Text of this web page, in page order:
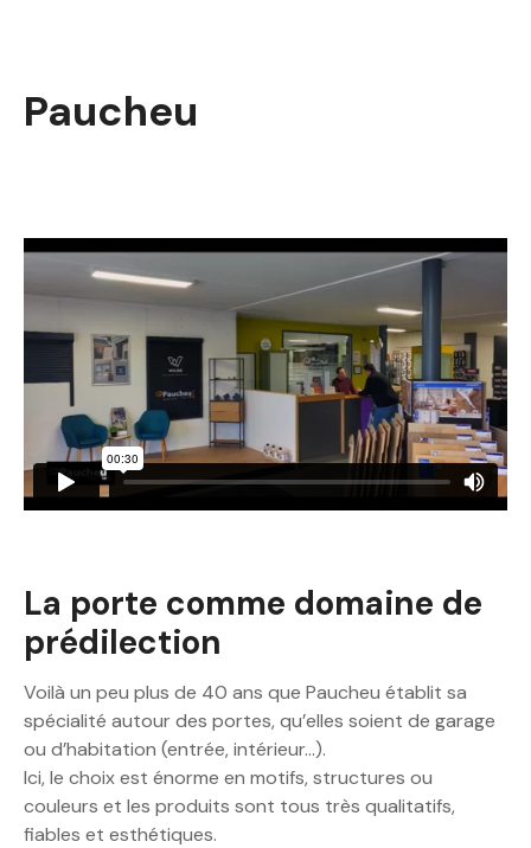
Paucheu
La porte comme domaine de
prédilection
Voilà un peu plus de 40 ans que Paucheu établit sa
spécialité autour des portes, qu’elles soient de garage
ou d’habitation (entrée, intérieur…).
Ici, le choix est énorme en motifs, structures ou
couleurs et les produits sont tous très qualitatifs,
fiables et esthétiques.